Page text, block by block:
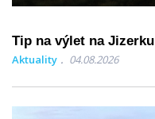
Tip na výlet na Jizerku
Aktuality 04.08.2026